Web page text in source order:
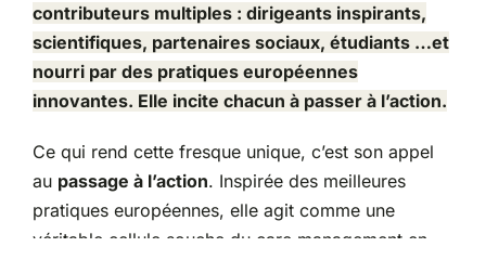
contributeurs multiples : dirigeants inspirants,
scientifiques, partenaires sociaux, étudiants …et
nourri par des pratiques européennes
innovantes. Elle incite chacun à passer à l’action.
Ce qui rend cette fresque unique, c’est son appel
au passage à l’action. Inspirée des meilleures
pratiques européennes, elle agit comme une
véritable cellule souche du care management en